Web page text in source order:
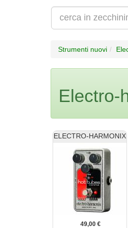
Strumenti nuovi
Electro-
ELECTRO-HARMONIX
49,00 €